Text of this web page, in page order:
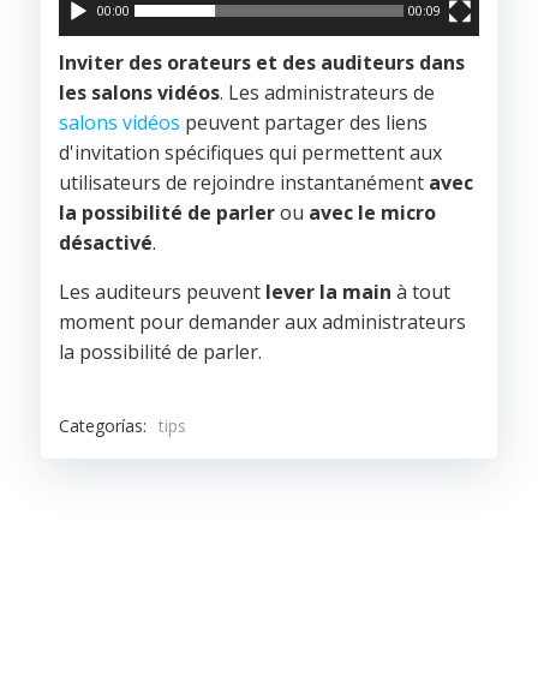
00:00 00:09
Inviter des orateurs et des auditeurs dans
les salons vidéos. Les administrateurs de
salons vidéos peuvent partager des liens
d'invitation spécifiques qui permettent aux
utilisateurs de rejoindre instantanément avec
la possibilité de parlerou avec le micro
désactivé.
Les auditeurs peuvent lever la main à tout
moment pour demander aux administrateurs
la possibilité de parler.
Categorías: tips